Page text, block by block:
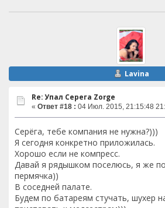
Lavina
Re: Упал Серега Zorge
« Ответ #18 : 04 Июл. 2015, 21:15:48
Серёга, тебе компания не нужна?)))
Я сегодня конкретно приложилась.
Хорошо если не компресс.
Давай я рядышком поселюсь, я же
пермячка))
В соседней палате.
Будем по батареям стучать, шухер